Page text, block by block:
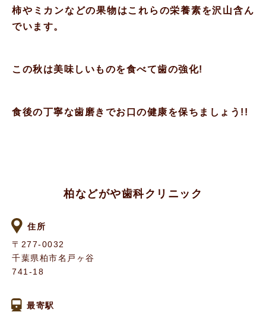
柿やミカンなどの果物はこれらの栄養素を沢山含ん
でいます。
この秋は美味しいものを食べて歯の強化!
食後の丁寧な歯磨きでお口の健康を保ちましょう!!
柏などがや歯科クリニック
住所
〒277-0032
千葉県柏市名戸ヶ谷
741-18
最寄駅